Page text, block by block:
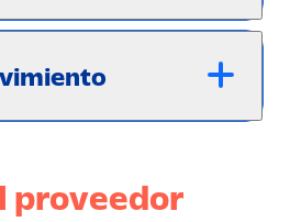
proveedor